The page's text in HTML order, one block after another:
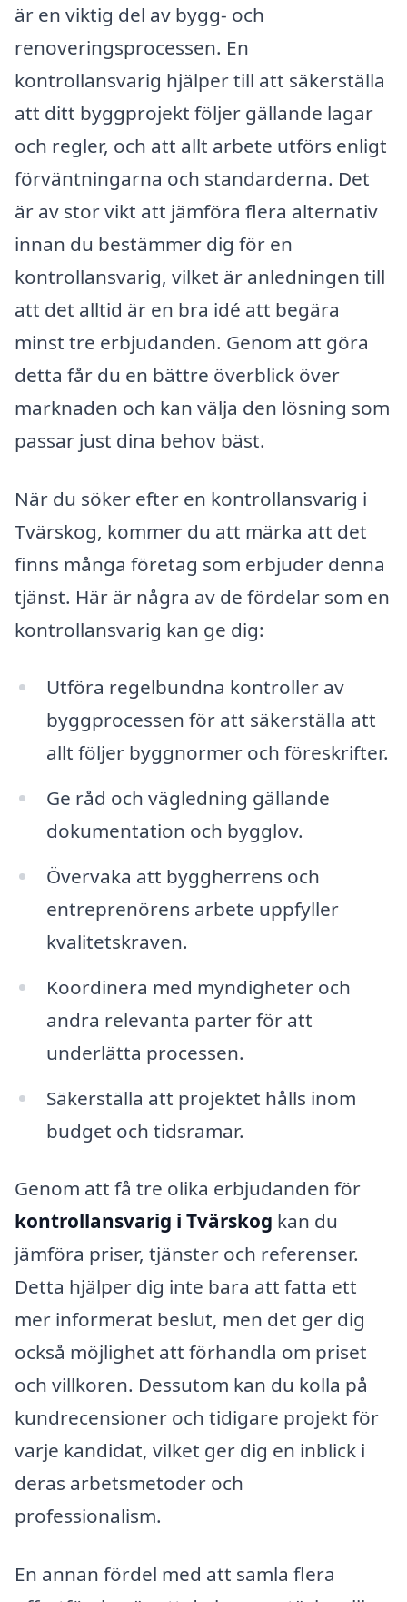
är en viktig del av bygg- och
renoveringsprocessen. En
kontrollansvarig hjälper till att säkerställa
att ditt byggprojekt följer gällande lagar
och regler, och att allt arbete utförs enligt
förväntningarna och standarderna. Det
är av stor vikt att jämföra flera alternativ
innan du bestämmer dig för en
kontrollansvarig, vilket är anledningen till
att det alltid är en bra idé att begära
minst tre erbjudanden. Genom att göra
detta får du en bättre överblick över
marknaden och kan välja den lösning som
passar just dina behov bäst.
När du söker efter en kontrollansvarig i
Tvärskog, kommer du att märka att det
finns många företag som erbjuder denna
tjänst. Här är några av de fördelar som en
kontrollansvarig kan ge dig:
Utföra regelbundna kontroller av
byggprocessen för att säkerställa att
allt följer byggnormer och föreskrifter.
Ge råd och vägledning gällande
dokumentation och bygglov.
Övervaka att byggherrens och
entreprenörens arbete uppfyller
kvalitetskraven.
Koordinera med myndigheter och
andra relevanta parter för att
underlätta processen.
Säkerställa att projektet hålls inom
budget och tidsramar.
Genom att få tre olika erbjudanden för
kontrollansvarig i Tvärskog kan du
jämföra priser, tjänster och referenser.
Detta hjälper dig inte bara att fatta ett
mer informerat beslut, men det ger dig
också möjlighet att förhandla om priset
och villkoren. Dessutom kan du kolla på
kundrecensioner och tidigare projekt för
varje kandidat, vilket ger dig en inblick i
deras arbetsmetoder och
professionalism.
En annan fördel med att samla flera